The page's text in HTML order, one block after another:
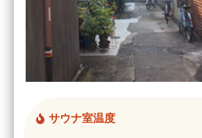
サウナ室温度